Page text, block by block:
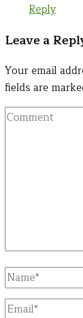
Reply
Leave a
Your email
fields are
Comment
Full
Name
Email